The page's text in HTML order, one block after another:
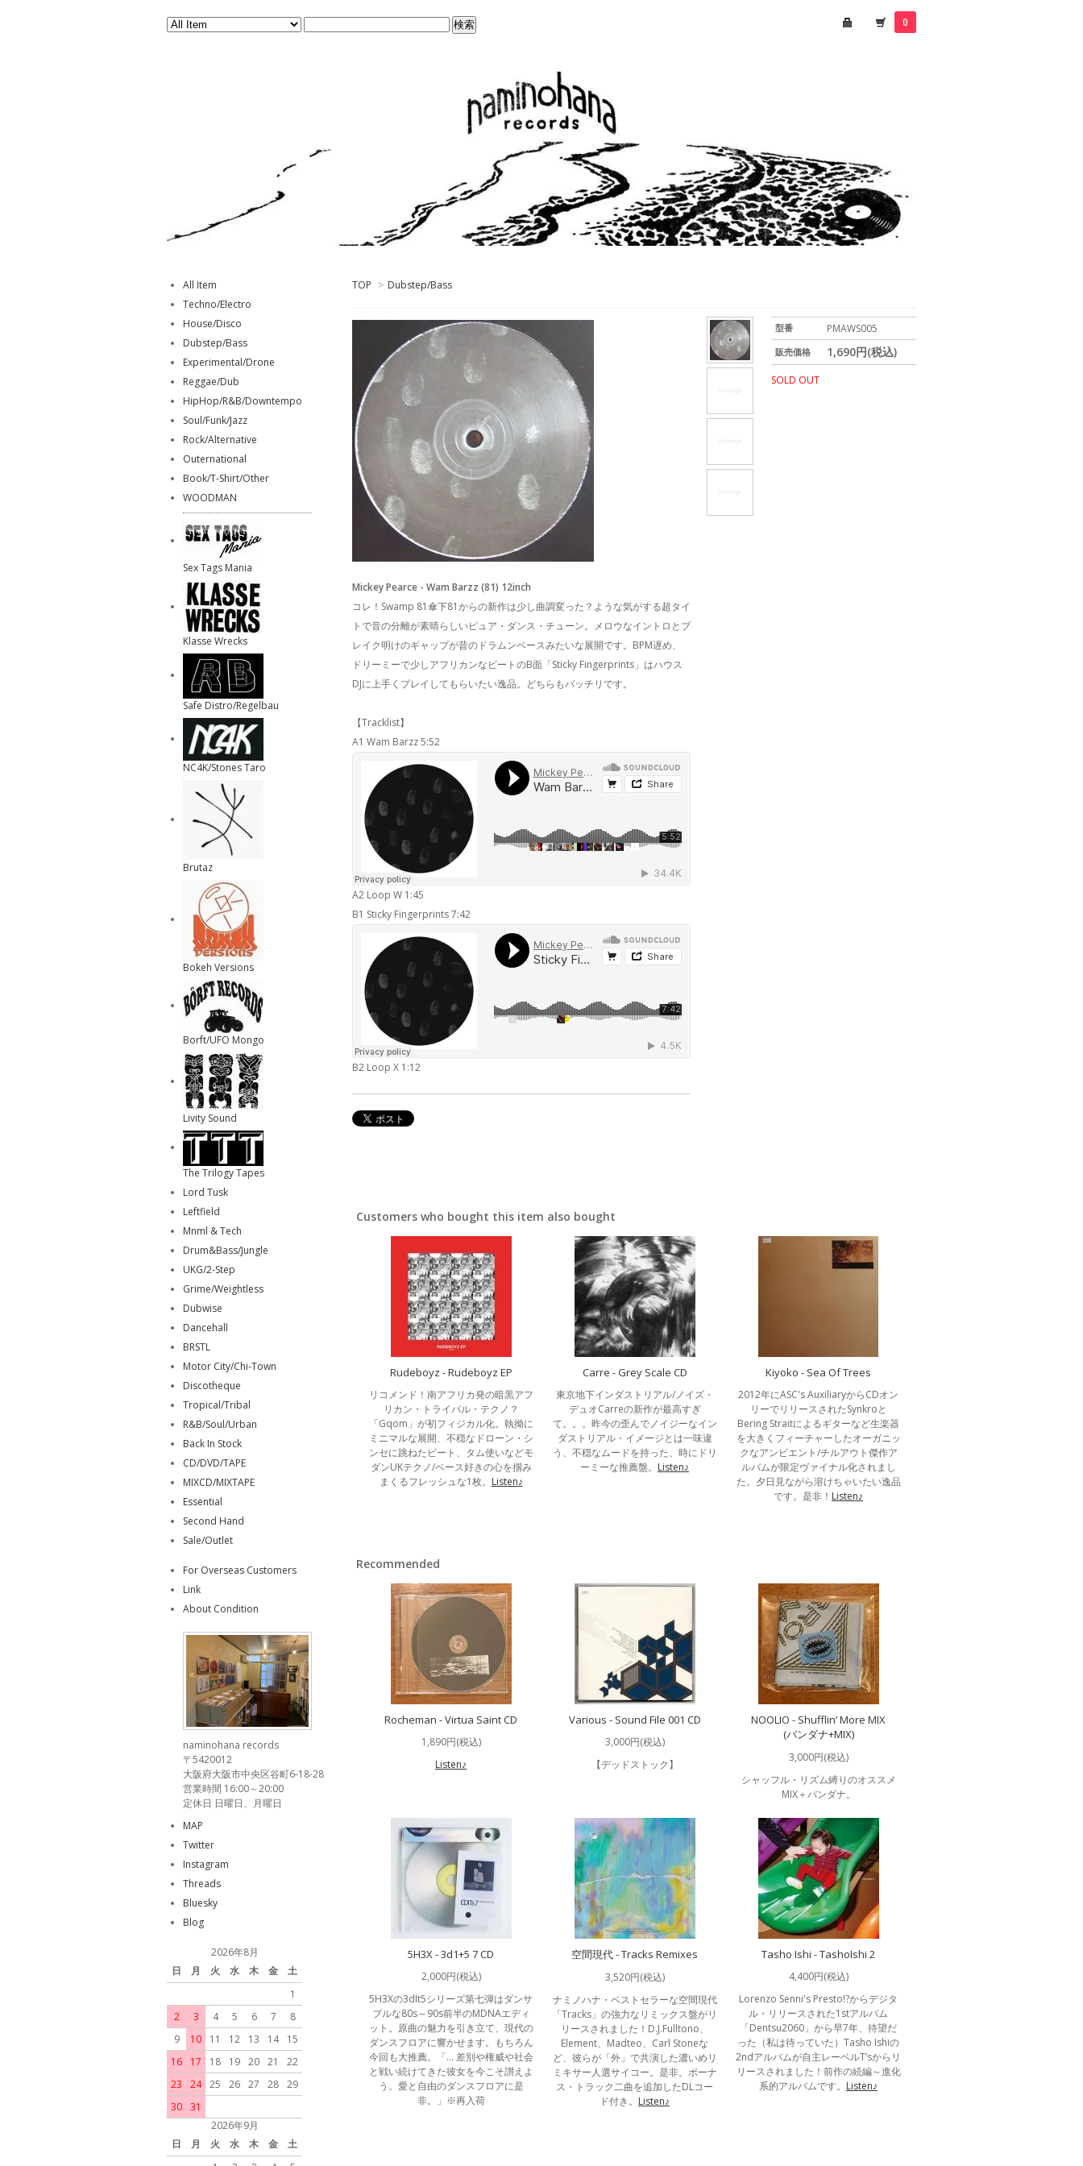
0
TOP > Dubstep/Bass
型番 PMAWS005
販売価格 1,690円(税込)
SOLD OUT
Mickey Pearce - Wam Barzz (81) 12inch
コレ！Swamp 81傘下81からの新作は少し曲調変った？ような気がする超タイ
トで音の分離が素晴らしいピュア・ダンス・チューン。メロウなイントロとブ
レイク明けのギャップが昔のドラムンベースみたいな展開です。BPM遅め、
ドリーミーで少しアフリカンなビートのB面「Sticky Fingerprints」はハウス
DJに上手くプレイしてもらいたい逸品。どちらもバッチリです。
【Tracklist】
A1 Wam Barzz 5:52
A2 Loop W 1:45
B1 Sticky Fingerprints 7:42
B2 Loop X 1:12
Customers who bought this item also bought
Rudeboyz - Rudeboyz EP
リコメンド！南アフリカ発の暗黒アフ
リカン・トライバル・テクノ？
「Gqom」が初フィジカル化。執拗に
ミニマルな展開、不穏なドローン・シ
ンセに跳ねたビート、タム使いなどモ
ダンUKテクノ/ベース好きの心を掴み
まくるフレッシュな1枚。 Listen♪
Carre - Grey Scale CD
東京地下インダストリアル/ノイズ・
デュオCarreの新作が最高すぎ
て。。。昨今の歪んでノイジーなイン
ダストリアル・イメージとは一味違
う、不穏なムードを持った、時にドリ
ーミーな推薦盤。 Listen♪
Kiyoko - Sea Of Trees
2012年にASC's AuxiliaryからCDオン
リーでリリースされたSynkroと
Bering Straitによるギターなど生楽器
を大きくフィーチャーしたオーガニッ
クなアンビエント/チルアウト傑作ア
ルバムが限定ヴァイナル化されまし
た。夕日見ながら溶けちゃいたい逸品
です。是非！ Listen♪
Recommended
Rocheman - Virtua Saint CD
1,890円(税込)
Listen♪
Various - Sound File 001 CD
3,000円(税込)
【デッドストック】
NOOLIO - Shufflin’ More MIX
(バンダナ+MIX)
3,000円(税込)
シャッフル・リズム縛りのオススメ
MIX＋バンダナ。
5H3X - 3d1+5 7 CD
2,000円(税込)
5H3Xの3dIt5シリーズ第七弾はダンサ
ブルな80s～90s前半のMDNAエディ
ット。原曲の魅力を引き立て、現代の
ダンスフロアに響かせます。もちろん
今回も大推薦。「… 差別や権威や社会
と戦い続けてきた彼女を今こそ讃えよ
う。愛と自由のダンスフロアに是
非。」※再入荷
空間現代 - Tracks Remixes
3,520円(税込)
ナミノハナ・ベストセラーな空間現代
「Tracks」の強力なリミックス盤がリ
リースされました！D.J.Fulltono、
Element、Madteo、Carl Stoneな
ど、彼らが「外」で共演した濃いめリ
ミキサー人選サイコー。是非。ボーナ
ス・トラック二曲を追加したDLコー
ド付き。 Listen♪
Tasho Ishi - TashoIshi 2
4,400円(税込)
Lorenzo Senni's Presto!?からデジタ
ル・リリースされた1stアルバム
「Dentsu2060」から早7年、待望だ
った（私は待っていた）Tasho Ishiの
2ndアルバムが自主レーベルT’sからリ
リースされました！前作の続編～進化
系的アルバムです。 Listen♪
All Item
Techno/Electro
House/Disco
Dubstep/Bass
Experimental/Drone
Reggae/Dub
HipHop/R&B/Downtempo
Soul/Funk/Jazz
Rock/Alternative
Outernational
Book/T-Shirt/Other
WOODMAN
Sex Tags Mania
Klasse Wrecks
Safe Distro/Regelbau
NC4K/Stones Taro
Brutaz
Bokeh Versions
Borft/UFO Mongo
Livity Sound
The Trilogy Tapes
Lord Tusk
Leftfield
Mnml & Tech
Drum&Bass/Jungle
UKG/2-Step
Grime/Weightless
Dubwise
Dancehall
BRSTL
Motor City/Chi-Town
Discotheque
Tropical/Tribal
R&B/Soul/Urban
Back In Stock
CD/DVD/TAPE
MIXCD/MIXTAPE
Essential
Second Hand
Sale/Outlet
For Overseas Customers
Link
About Condition
naminohana records
〒5420012
大阪府大阪市中央区谷町6-18-28
営業時間 16:00～20:00
定休日 日曜日、月曜日
MAP
Twitter
Instagram
Threads
Bluesky
Blog
2026年8月
日
月 火 水 木 金
土
1
2
3 4 5 6 7
8
9
10 11 12 13 14
15
16
17 18 19 20 21
22
23
24 25 26 27 28 29
30 31
2026年9月
日
月 火 水 木 金
土